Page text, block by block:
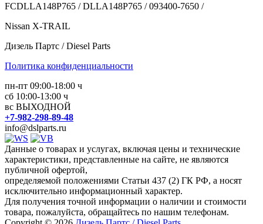
FCDLLA148P765 / DLLA148P765 / 093400-7650 /
Nissan X-TRAIL
Дизель Партс / Diesel Parts
Политика конфиденциальности
пн-пт 09:00-18:00 ч
сб 10:00-13:00 ч
вс ВЫХОДНОЙ
+7-982-298-89-48
info@dslparts.ru
Данные о товарах и услугах, включая цены и технические
характеристики, представленные на сайте, не являются
публичной офертой,
определяемой положениями Статьи 437 (2) ГК РФ, а носят
исключительно информационный характер.
Для получения точной информации о наличии и стоимости
товара, пожалуйста, обращайтесь по нашим телефонам.